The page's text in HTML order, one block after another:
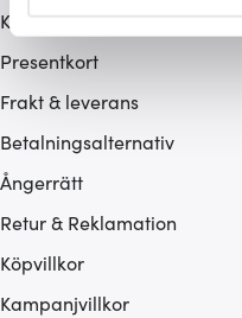
Vi använder cookies för
ska anpassas efter det
hemsidan ännu bättre.
som du vill dela med dig
Kontakta oss / FAQ
Presentkort
Frakt & leverans
Betalningsalternativ
Ångerrätt
Retur & Reklamation
Köpvillkor
Kampanjvillkor